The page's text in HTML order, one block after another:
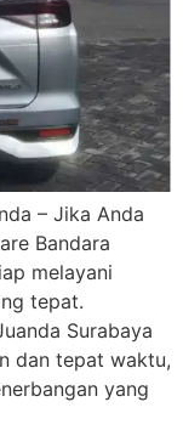
– Jika Anda
Bandara
melayani
tepat.
Surabaya
dan tepat waktu,
yang